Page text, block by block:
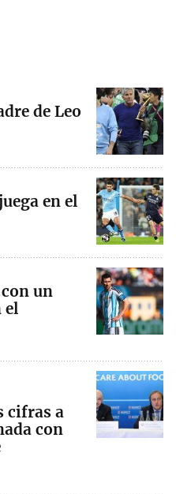
de Leo
en el
un
el
cifras a
con